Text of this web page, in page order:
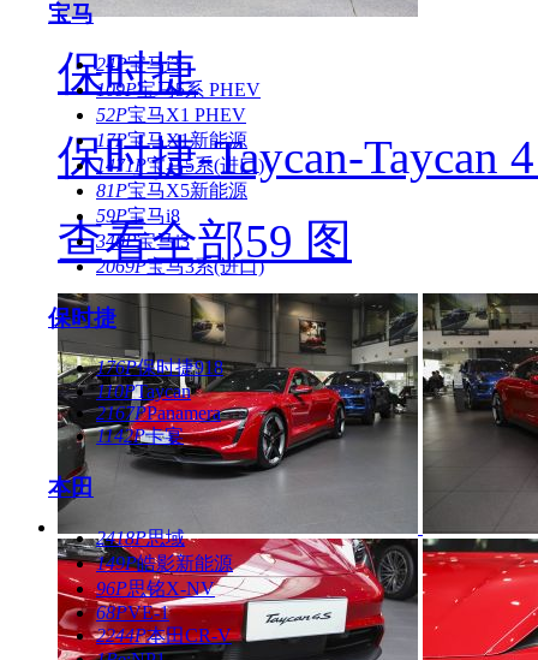
宝马
24P宝马i3
109P宝马5系 PHEV
52P宝马X1 PHEV
17P宝马X1新能源
1471P宝马5系(进口)
81P宝马X5新能源
59P宝马i8
340P宝马i3
2069P宝马3系(进口)
保时捷
176P保时捷918
110PTaycan
2167PPanamera
1142P卡宴
本田
2418P思域
149P皓影新能源
96P思铭X-NV
68PVE-1
2244P本田CR-V
保时捷
保时捷-Taycan-Taycan
查看全部59 图